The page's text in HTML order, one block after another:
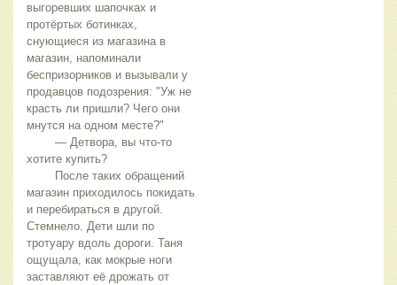
выгоревших шапочках и
протёртых ботинках,
снующиеся из магазина в
магазин, напоминали
беспризорников и вызывали у
продавцов подозрения: "Уж не
красть ли пришли? Чего они
мнутся на одном месте?"
хотите купить?
магазин приходилось покидать
и перебираться в другой.
Стемнело. Дети шли по
тротуару вдоль дороги. Таня
ощущала, как мокрые ноги
заставляют её дрожать от